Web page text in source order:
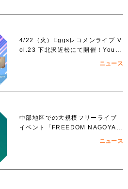
4/22（火）Eggsレコメンライブ V
ol.23 下北沢近松にて開催！YouT
ニュース
中部地区での大規模フリーライブ
イベント「FREEDOM NAGOYA 2
ニュース